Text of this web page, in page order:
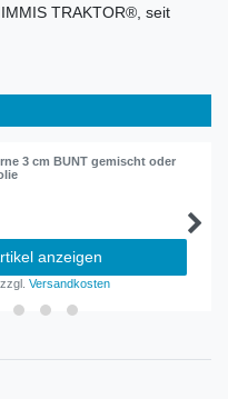
TRAKTOR®, seit
3 cm BUNT gemischt oder
anzeigen
zzgl.Versandkosten